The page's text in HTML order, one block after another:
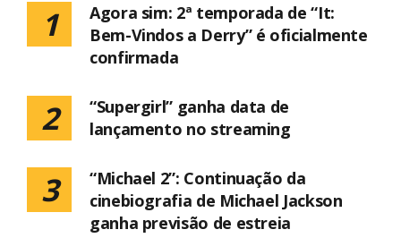
1
Agora sim: 2ª temporada de “It:
Bem-Vindos a Derry” é oficialmente
confirmada
2
“Supergirl” ganha data de
lançamento no streaming
3
“Michael 2”: Continuação da
cinebiografia de Michael Jackson
ganha previsão de estreia